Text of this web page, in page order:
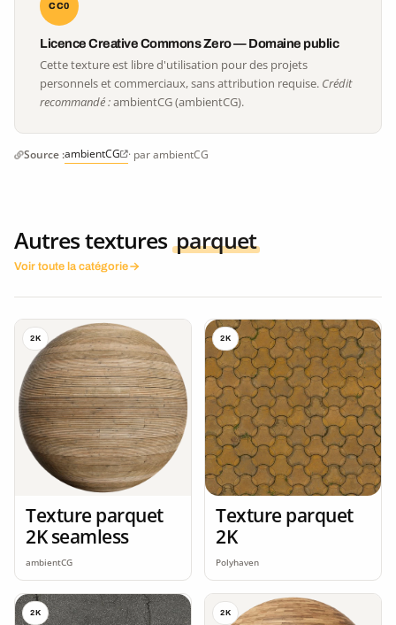
CC0
Licence Creative Commons Zero — Domaine public
Cette texture est libre d'utilisation pour des projets
personnels et commerciaux, sans attribution requise. Crédit
recommandé :ambientCG (ambientCG).
Source :ambientCG · par ambientCG
Autres textures parquet
Voir toute la catégorie
2K
Texture parquet
2K seamless
ambientCG
2K
Texture parquet
2K
Polyhaven
2K 2K